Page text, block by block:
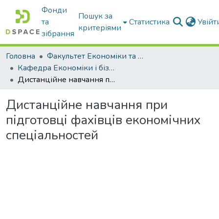
Фонди
та
зібрання
Пошук за
критеріями
Статистика
Головна
Факультет Економіки та бізнесу
Кафедра Економіки і бізнесу
Дистанційне навчання при підготовці фахівців економічних спеціальностей
Дистанційне навчання при
підготовці фахівців економічних
спеціальностей